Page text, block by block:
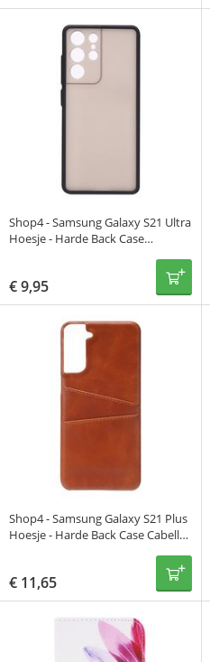
Shop4 - Samsung Galaxy S21 Ultra
Hoesje - Harde Back Case
€9,95
Shop4 - Samsung Galaxy S21 Plus
Hoesje - Harde Back Case Cabello
€ 11,65